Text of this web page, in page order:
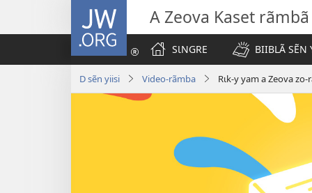
JW.ORG A Zeova Kaset rãmbã
SƖNGRE
BIIBLÃ SẼN
D sẽn yiisi Video-rãmba Rɩk-y yam a Zeova